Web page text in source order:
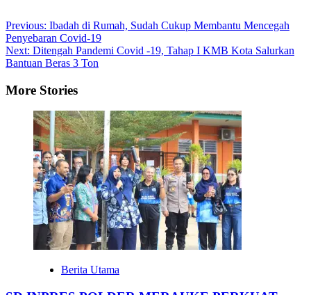
Post
navigation
Previous: Ibadah di Rumah, Sudah Cukup Membantu Mencegah
Penyebaran Covid-19
Next: Ditengah Pandemi Covid -19, Tahap I KMB Kota Salurkan
Bantuan Beras 3 Ton
More Stories
Berita Utama